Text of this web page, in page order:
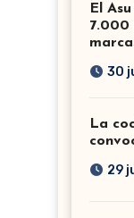
El
7.000
30
La
29